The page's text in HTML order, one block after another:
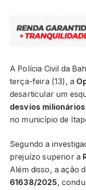
A Polícia Civil da
terça-feira (13), a
desarticular um
desvios milionários
no município de
Segundo a
prejuízo superior a
Além disso, a ação
61638/2025,